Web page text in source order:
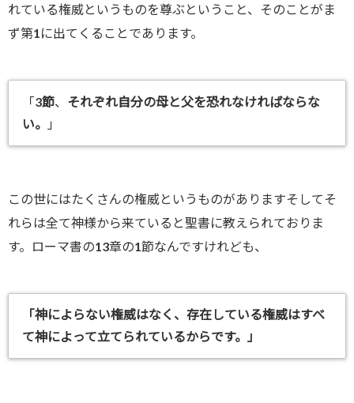
れている権威というものを尊ぶということ、そのことがま
ず第1に出てくることであります。
「3節、 それぞれ自分の母と父を恐れなければならな
い。
」
この世にはたくさんの権威というものがありますそしてそ
れらは全て神様から来ていると聖書に教えられておりま
す。ローマ書の13章の1節なんですけれども、
「神によらない権威はなく、存在している権威はすべ
て神によって立てられているからです。」